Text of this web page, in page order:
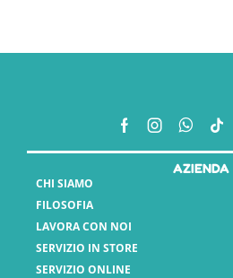
AZIENDA
CHI SIAMO
FILOSOFIA
LAVORA CON NOI
SERVIZIO IN STORE
SERVIZIO ONLINE